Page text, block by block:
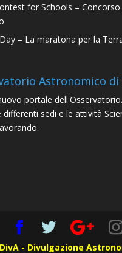
for Schools –
– La maratona per la
Astronomico di
portale dell'Osservatorio.
differenti sedi e le attività
DivA - Divulgazione